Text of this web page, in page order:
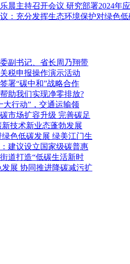
晨主持召开会议 研究部署2024年
：充分发挥生态环境保护对绿色
副书记、省长周乃翔带
税申报操作演示活动
署“碳中和”战略合作
助我们实现净零排放?
大行动”，交通运输领
市场扩容升级 完善碳足
技术新业态蓬勃发展
色低碳发展 绿美江门生
建议设立国家级碳普惠
道打造“低碳生活新时
展 协同推进降碳减污扩